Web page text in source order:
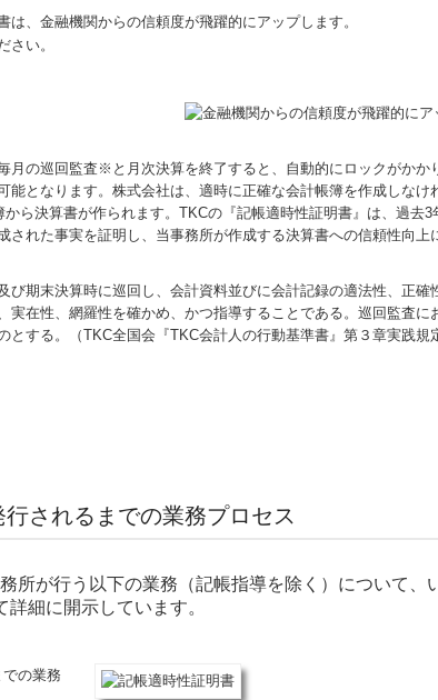
は、金融機関からの信頼度が飛躍的にアップします。
さい。
月の巡回監査※と月次決算を終了すると、自動的にロックがかか
能となります。株式会社は、適時に正確な会計帳簿を作成しなけ
ら決算書が作られます。TKCの『記帳適時性証明書』は、過去3
された事実を証明し、当事務所が作成する決算書への信頼性向上
期末決算時に巡回し、会計資料並びに会計記録の適法性、正確
在性、網羅性を確かめ、かつ指導することである。巡回監査に
とする。（TKC全国会『TKC会計人の行動基準書』第３章実践規
行されるまでの業務プロセス
所が行う以下の業務（記帳指導を除く）について、
細に開示しています。